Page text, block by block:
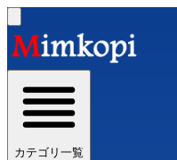
カテゴリ一覧